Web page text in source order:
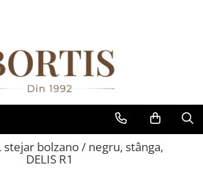
bolzano / negru, stânga,
DELIS R1